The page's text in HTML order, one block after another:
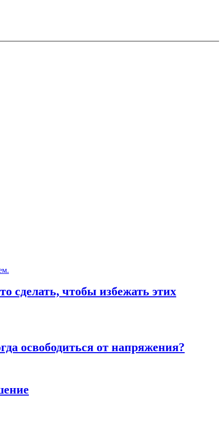
сделать, чтобы избежать этих
освободиться от напряжения?